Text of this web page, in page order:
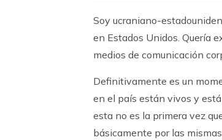
Soy ucraniano-
en Estados Unidos. Quería
medios de comunicación
Definitivamente es un
en el país están vivos y
esta no es la primera vez
básicamente por las